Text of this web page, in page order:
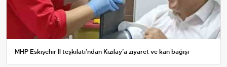
MHP Eskişehir İl teşkilatı’ndan Kızılay’a ziyaret ve kan bağışı